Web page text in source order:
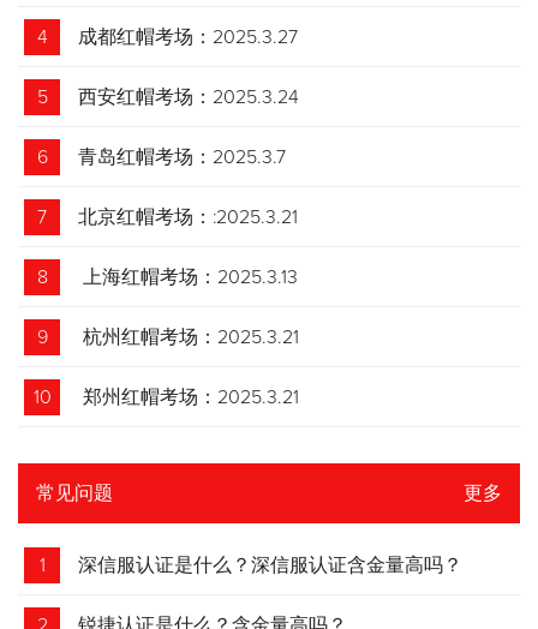
4 成都红帽考场：2025.3.27
5 西安红帽考场：2025.3.24
6 青岛红帽考场：2025.3.7
7 北京红帽考场：:2025.3.21
8 上海红帽考场：2025.3.13
9 杭州红帽考场：2025.3.21
10 郑州红帽考场：2025.3.21
常见问题 更多
1 深信服认证是什么？深信服认证含金量高吗？
2 锐捷认证是什么？含金量高吗？